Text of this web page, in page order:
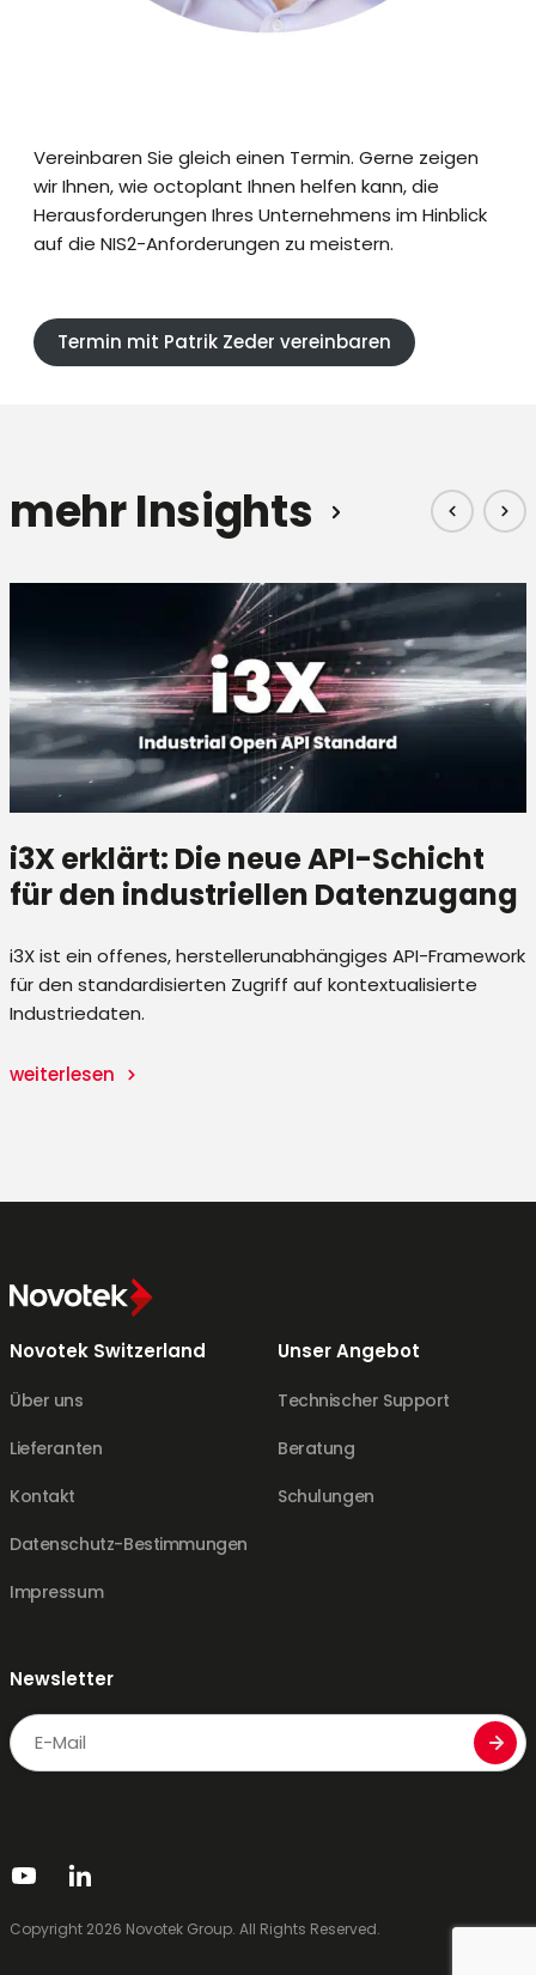
Vereinbaren Sie gleich einen Termin. Gerne zeigen
wir Ihnen, wie octoplant Ihnen helfen kann, die
Herausforderungen Ihres Unternehmens im Hinblick
auf die NIS2-Anforderungen zu meistern.
Termin mit Patrik Zeder vereinbaren
mehr Insights
i3X erklärt: Die neue API-Schicht
für den industriellen Datenzugang
i3X ist ein offenes, herstellerunabhängiges API-Framework
für den standardisierten Zugriff auf kontextualisierte
Industriedaten.
weiterlesen
Novotek Switzerland
Über uns
Lieferanten
Kontakt
Unser Angebot
Technischer Support
Beratung
Schulungen
Datenschutz-Bestimmungen
Impressum
Newsletter
Email
Copyright 2026 Novotek Group. All Rights Reserved.